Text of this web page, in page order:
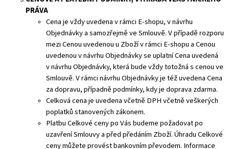
PRÁVA
Cena je vždy uvedena v rámci E-shopu, v návrhu
Objednávky a samozřejmě ve Smlouvě. V případě rozporu
mezi Cenou uvedenou u Zboží v rámci E-shopu a Cenou
uvedenou v návrhu Objednávky se uplatní Cena uvedená
v návrhu Objednávky, která bude vždy totožná s cenou ve
Smlouvě. V rámci návrhu Objednávky je též uvedena Cena
za dopravu, případně podmínky, kdy je doprava zdarma.
Celková cena je uvedena včetně DPH včetně veškerých
poplatků stanovených zákonem.
Platbu Celkové ceny po Vás budeme požadovat po
uzavření Smlouvy a před předáním Zboží. Úhradu Celkové
ceny můžete provést bankovním převodem. Informace